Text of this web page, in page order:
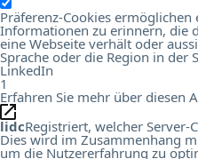
Präferenz-Cookies ermöglichen
Informationen zu erinnern, die
eine Webseite verhält oder
Sprache oder die Region in der
LinkedIn
1
Erfahren Sie mehr über diesen
lidcRegistriert, welcher Server-
Dies wird im Zusammenhang
um die Nutzererfahrung zu